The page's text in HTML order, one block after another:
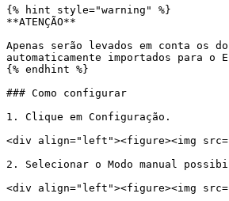
{% hint style="warning" %}
**ATENÇÃO**
Apenas serão levados em conta
automaticamente importados para
{% endhint %}
### Como configurar
1. Clique em Configuração.
<div align="left"><figure><img
2. Selecionar o Modo manual
<div align="left"><figure><img